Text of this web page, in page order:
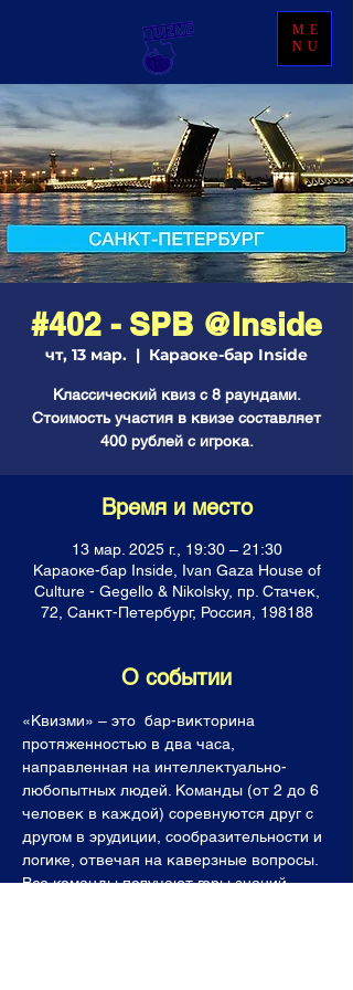
ME
NU
#402 - SPB @Inside
чт, 13 мар.
  |
Караоке-бар Inside
Классический квиз с 8 раундами.
Стоимость участия в квизе составляет
400 рублей с игрока.
Время и место
13 мар. 2025 г., 19:30 – 21:30
Караоке-бар Inside, Ivan Gaza House of
Culture - Gegello & Nikolsky, пр. Стачек,
72, Санкт-Петербург, Россия, 198188
О событии
«Квизми» – это  бар-викторина
протяженностью в два часа,
направленная на интеллектуально-
любопытных людей. Команды (от 2 до 6
человек в каждой) соревнуются друг с
другом в эрудиции, сообразительности и
логике, отвечая на каверзные вопросы.
Все команды получают горы знаний,